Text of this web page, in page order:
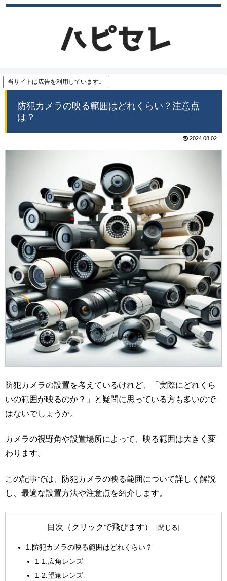
当サイトは広告を利用しています。
防犯カメラの映る範囲はどれくらい？注意点
は？
2024.08.02
防犯カメラの設置を考えているけれど、「実際にどれくら
いの範囲が映るのか？」と疑問に思っている方も多いので
はないでしょうか。
カメラの視野角や設置場所によって、映る範囲は大きく変
わります。
この記事では、防犯カメラの映る範囲について詳しく解説
し、最適な設置方法や注意点を紹介します。
目次（クリックで飛びます）
1.防犯カメラの映る範囲はどれくらい？
1-1.広角レンズ
1-2.望遠レンズ